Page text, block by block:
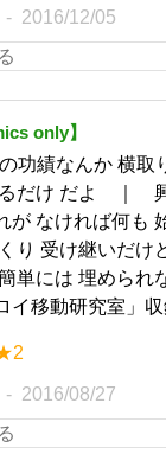
2016/12/05
only】
功績なんか 横
だけ だよ ｜
が なければ何
り 受け継いだ
単には 埋めら
イ移動研究室」
2016/08/27